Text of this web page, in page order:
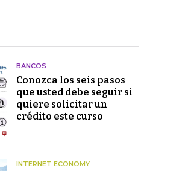
BANCOS
Conozca los seis pasos
que usted debe seguir si
quiere solicitar un
crédito este curso
INTERNET ECONOMY